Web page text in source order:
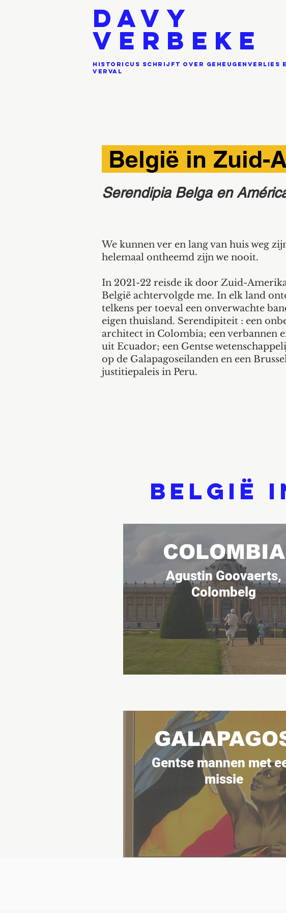
DAVY
VERBEKE
historicus schrijft over geheugenverlies
verval
België in Zuid-
Serendipia Belga en
We kunnen ver en lang van huis weg
helemaal ontheemd zijn we nooit.
In 2021-22 reisde ik door Zuid-
België achtervolgde me. In elk land
telkens per toeval een onverwachte
eigen thuisland. Serendipiteit : een
architect in Colombia; een verbannen
uit Ecuador; een Gentse
op de Galapagoseilanden en een
justitiepaleis in Peru.
België
COLOMBIA
Agustin Goovaerts,
Colombelg
Gentse mannen met
missie